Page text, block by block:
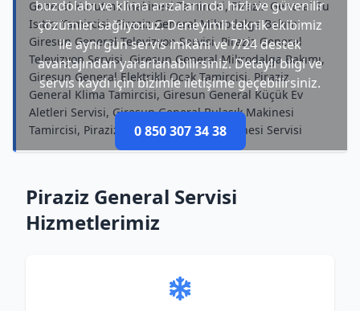
buzdolabı ve klima arızalarında hızlı ve güvenilir
çözümler sağlıyoruz. Deneyimli teknik ekibimiz
ile aynı gün servis imkânı ve 7/24 destek
avantajından yararlanabilirsiniz. Detaylı bilgi ve
servis kaydı için bizimle iletişime geçebilirsiniz.
0 850 307 34 38
General Kurutma Makinesi Tamircisi, Piraziz General Su
Isıtıcı Tamircisi, Piraziz General Mikrodalga Bakımı,
Giresun General Televizyon Servisi, Piraziz General
Televizyon Servisi, Giresun General Mikrodalga Bakımı,
Giresun General Elektrikli Ocak Tamircisi, Piraziz
General Klima Tamircisi, Giresun General Küçük Ev
Aletleri Servisi, Giresun General Bulaşık Makinesi
Tamircisi, Piraziz General Çamaşır Makinesi Servisi
Piraziz General Servisi
Hizmetlerimiz